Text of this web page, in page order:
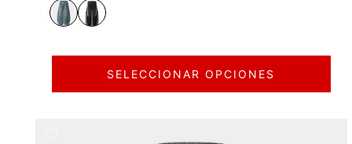
SELECCIONAR OPCIONES